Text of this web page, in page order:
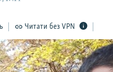
Читати без VPN